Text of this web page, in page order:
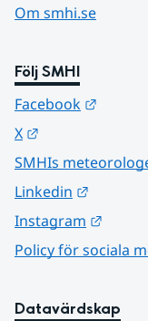
Om smhi.se
Följ SMHI
Facebook
X
SMHIs
Linkedin
Instagram
Policy för sociala
Datavärdskap